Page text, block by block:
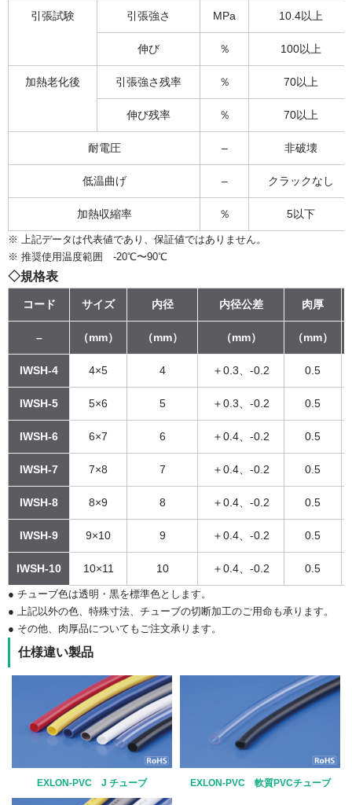
引張試験 引張強さ MPa 10.4以上
伸び ％ 100以上
加熱老化後 引張強さ残率 ％ 70以上
伸び残率 ％ 70以上
耐電圧 – 非破壊
低温曲げ – クラックなし
加熱収縮率 ％ 5以下
※ 上記データは代表値であり、保証値ではありません。
※ 推奨使用温度範囲 -20℃〜90℃
◇規格表
コード サイズ 内径 内径公差 肉厚
– （mm） （mm） （mm） （mm）
IWSH-4 4×5 4 ＋0.3、-0.2 0.5
IWSH-5 5×6 5 ＋0.3、-0.2 0.5
IWSH-6 6×7 6 ＋0.4、-0.2 0.5
IWSH-7 7×8 7 ＋0.4、-0.2 0.5
IWSH-8 8×9 8 ＋0.4、-0.2 0.5
IWSH-9 9×10 9 ＋0.4、-0.2 0.5
IWSH-10 10×11 10 ＋0.4、-0.2 0.5
● チューブ色は透明・黒を標準色とします。
● 上記以外の色、特殊寸法、チューブの切断加工のご用命も承ります。
● その他、肉厚品についてもご注文承ります。
仕様違い製品
EXLON-PVC J チューブ EXLON-PVC 軟質PVCチューブ